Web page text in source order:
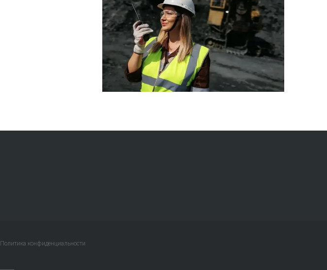
Политика конфиденциальности